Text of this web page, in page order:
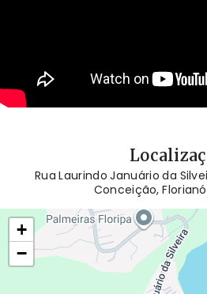
Rua Laurindo Januário da
Conceição,
+
−